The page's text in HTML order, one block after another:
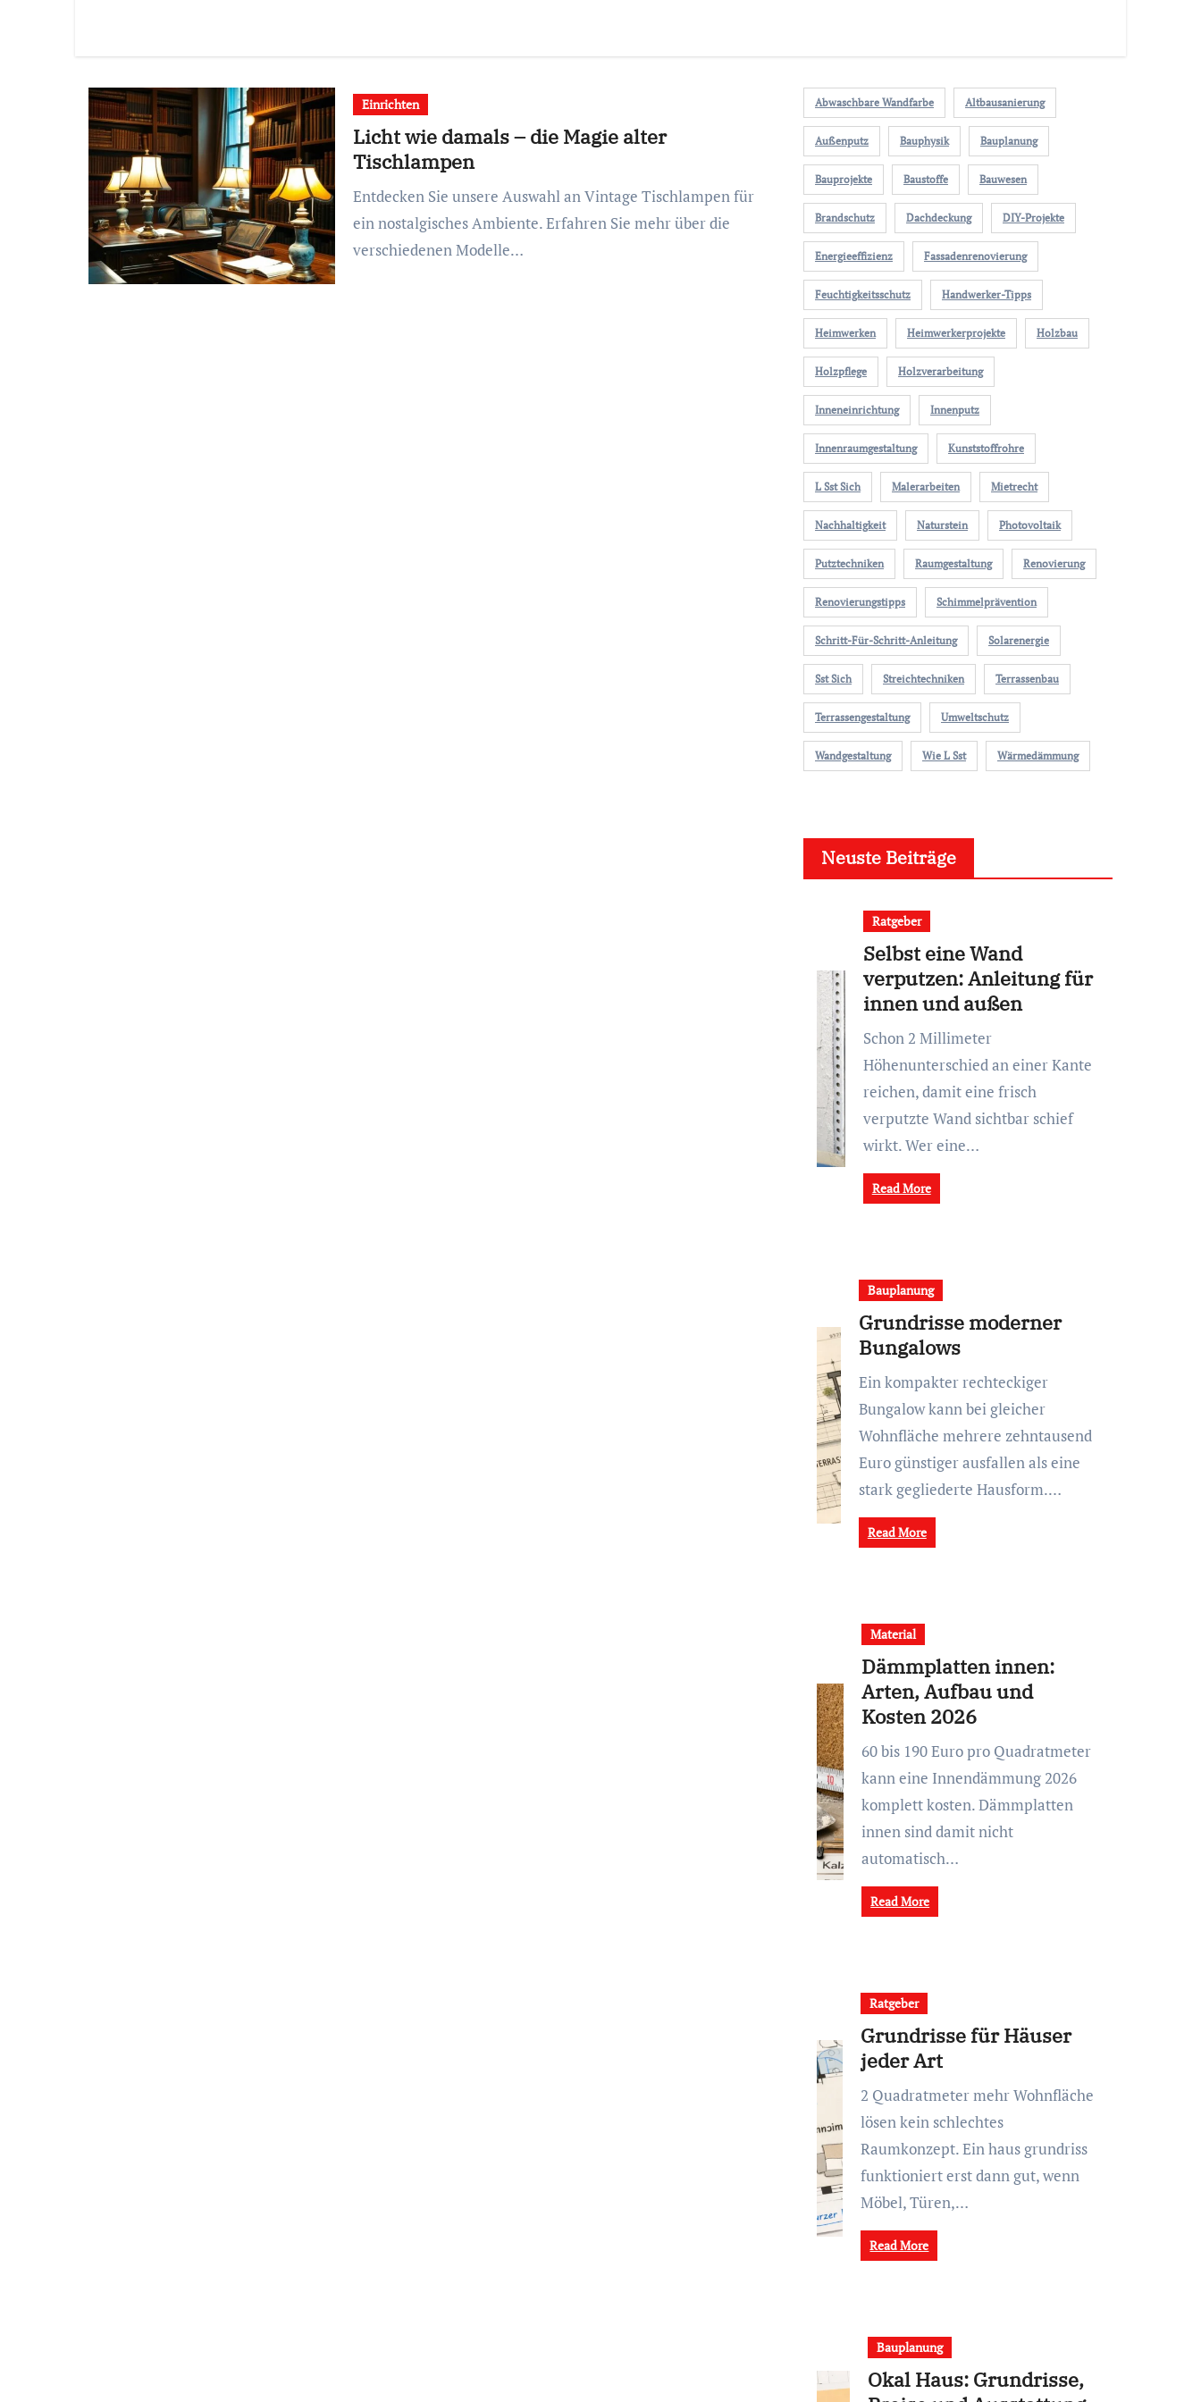
Einrichten
Licht wie damals – die Magie alter
Tischlampen
Entdecken Sie unsere Auswahl an Vintage Tischlampen für
ein nostalgisches Ambiente. Erfahren Sie mehr über die
verschiedenen Modelle…
Abwaschbare Wandfarbe Altbausanierung
Außenputz Bauphysik Bauplanung
Bauprojekte Baustoffe Bauwesen
Brandschutz Dachdeckung DIY-Projekte
Energieeffizienz Fassadenrenovierung
Feuchtigkeitsschutz Handwerker-Tipps
Heimwerken Heimwerkerprojekte Holzbau
Holzpflege Holzverarbeitung
Inneneinrichtung Innenputz
Innenraumgestaltung Kunststoffrohre
L Sst Sich Malerarbeiten Mietrecht
Nachhaltigkeit Naturstein Photovoltaik
Putztechniken Raumgestaltung Renovierung
Renovierungstipps Schimmelprävention
Schritt-Für-Schritt-Anleitung Solarenergie
Sst Sich Streichtechniken Terrassenbau
Terrassengestaltung Umweltschutz
Wandgestaltung Wie L Sst Wärmedämmung
Neuste Beiträge
Ratgeber
Selbst eine Wand
verputzen: Anleitung für
innen und außen
Schon 2 Millimeter
Höhenunterschied an einer Kante
reichen, damit eine frisch
verputzte Wand sichtbar schief
wirkt. Wer eine…
Read More
Bauplanung
Grundrisse moderner
Bungalows
Ein kompakter rechteckiger
Bungalow kann bei gleicher
Wohnfläche mehrere zehntausend
Euro günstiger ausfallen als eine
stark gegliederte Hausform.…
Read More
Material
Dämmplatten innen:
Arten, Aufbau und
Kosten 2026
60 bis 190 Euro pro Quadratmeter
kann eine Innendämmung 2026
komplett kosten. Dämmplatten
innen sind damit nicht
automatisch…
Read More
Ratgeber
Grundrisse für Häuser
jeder Art
2 Quadratmeter mehr Wohnfläche
lösen kein schlechtes
Raumkonzept. Ein haus grundriss
funktioniert erst dann gut, wenn
Möbel, Türen,…
Read More
Bauplanung
Okal Haus: Grundrisse,